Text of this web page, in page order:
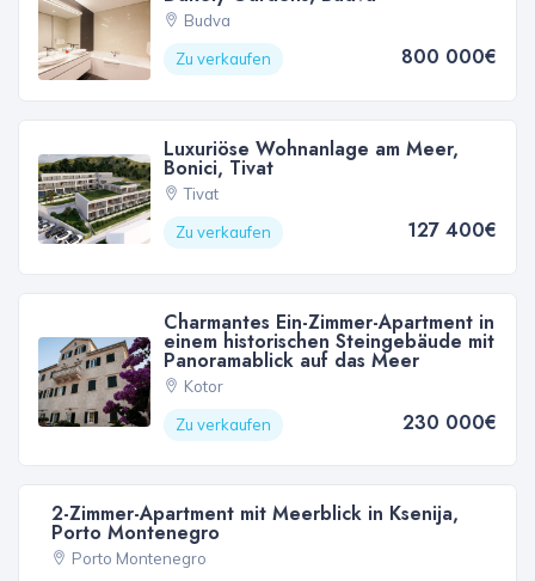
Budva
Zu verkaufen
800 000€
Luxuriöse Wohnanlage am Meer,
Bonici, Tivat
Tivat
Zu verkaufen
127 400€
Charmantes Ein-Zimmer-Apartment in
einem historischen Steingebäude mit
Panoramablick auf das Meer
Kotor
Zu verkaufen
230 000€
2-Zimmer-Apartment mit Meerblick in Ksenija,
Porto Montenegro
Porto Montenegro